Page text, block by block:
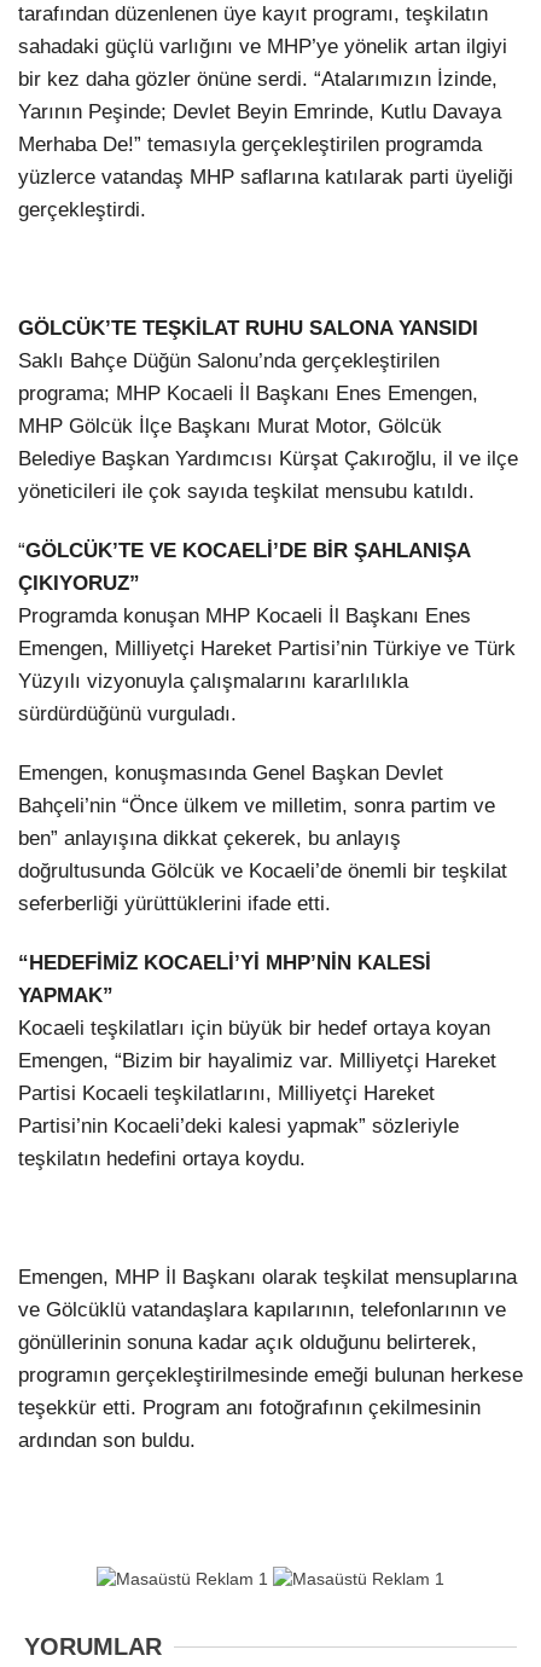
tarafından düzenlenen üye kayıt programı, teşkilatın
sahadaki güçlü varlığını ve MHP’ye yönelik artan ilgiyi
bir kez daha gözler önüne serdi. “Atalarımızın İzinde,
Yarının Peşinde; Devlet Beyin Emrinde, Kutlu Davaya
Merhaba De!” temasıyla gerçekleştirilen programda
yüzlerce vatandaş MHP saflarına katılarak parti üyeliği
gerçekleştirdi.
GÖLCÜK’TE TEŞKİLAT RUHU SALONA YANSIDI
Saklı Bahçe Düğün Salonu’nda gerçekleştirilen
programa; MHP Kocaeli İl Başkanı Enes Emengen,
MHP Gölcük İlçe Başkanı Murat Motor, Gölcük
Belediye Başkan Yardımcısı Kürşat Çakıroğlu, il ve ilçe
yöneticileri ile çok sayıda teşkilat mensubu katıldı.
“GÖLCÜK’TE VE KOCAELİ’DE BİR ŞAHLANIŞA
ÇIKIYORUZ”
Programda konuşan MHP Kocaeli İl Başkanı Enes
Emengen, Milliyetçi Hareket Partisi’nin Türkiye ve Türk
Yüzyılı vizyonuyla çalışmalarını kararlılıkla
sürdürdüğünü vurguladı.
Emengen, konuşmasında Genel Başkan Devlet
Bahçeli’nin “Önce ülkem ve milletim, sonra partim ve
ben” anlayışına dikkat çekerek, bu anlayış
doğrultusunda Gölcük ve Kocaeli’de önemli bir teşkilat
seferberliği yürüttüklerini ifade etti.
“HEDEFİMİZ KOCAELİ’Yİ MHP’NİN KALESİ
YAPMAK”
Kocaeli teşkilatları için büyük bir hedef ortaya koyan
Emengen, “Bizim bir hayalimiz var. Milliyetçi Hareket
Partisi Kocaeli teşkilatlarını, Milliyetçi Hareket
Partisi’nin Kocaeli’deki kalesi yapmak” sözleriyle
teşkilatın hedefini ortaya koydu.
Emengen, MHP İl Başkanı olarak teşkilat mensuplarına
ve Gölcüklü vatandaşlara kapılarının, telefonlarının ve
gönüllerinin sonuna kadar açık olduğunu belirterek,
programın gerçekleştirilmesinde emeği bulunan herkese
teşekkür etti. Program anı fotoğrafının çekilmesinin
ardından son buldu.
YORUMLAR